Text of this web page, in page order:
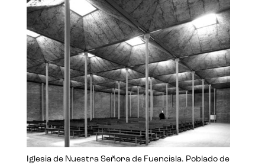
Iglesia de Nuestra Señora de Fuencisla. Poblado de